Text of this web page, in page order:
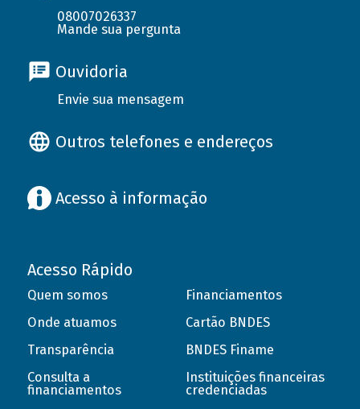
08007026337
Mande sua pergunta
Ouvidoria
Envie sua mensagem
Outros telefones e endereços
Acesso à informação
Acesso Rápido
Quem somos
Onde atuamos
Transparência
Consulta a
financiamentos
Financiamentos
Cartão BNDES
BNDES Finame
Instituições financeiras
credenciadas